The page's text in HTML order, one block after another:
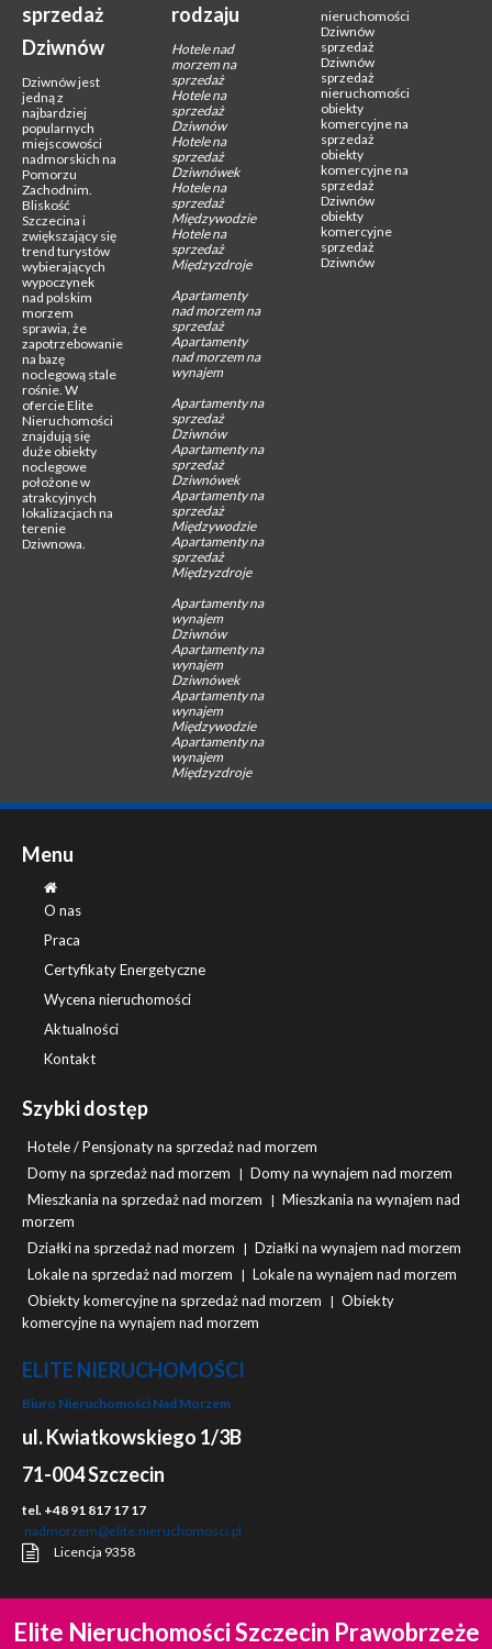
sprzedaż
Dziwnów
Dziwnów jest
jedną z
najbardziej
popularnych
miejscowości
nadmorskich na
Pomorzu
Zachodnim.
Bliskość
Szczecina i
zwiększający się
trend turystów
wybierających
wypoczynek
nad polskim
morzem
sprawia, że
zapotrzebowanie
na bazę
noclegową stale
rośnie. W
ofercie Elite
Nieruchomości
znajdują się
duże obiekty
noclegowe
położone w
atrakcyjnych
lokalizacjach na
terenie
Dziwnowa.
rodzaju
Hotele nad
morzem na
sprzedaż
Hotele na
sprzedaż
Dziwnów
Hotele na
sprzedaż
Dziwnówek
Hotele na
sprzedaż
Międzywodzie
Hotele na
sprzedaż
Międzyzdroje
Apartamenty
nad morzem na
sprzedaż
Apartamenty
nad morzem na
wynajem
Apartamenty na
sprzedaż
Dziwnów
Apartamenty na
sprzedaż
Dziwnówek
Apartamenty na
sprzedaż
Międzywodzie
Apartamenty na
sprzedaż
Międzyzdroje
Apartamenty na
wynajem
Dziwnów
Apartamenty na
wynajem
Dziwnówek
Apartamenty na
wynajem
Międzywodzie
Apartamenty na
wynajem
Międzyzdroje
nieruchomości
Dziwnów
sprzedaż
Dziwnów
sprzedaż
nieruchomości
obiekty
komercyjne na
sprzedaż
obiekty
komercyjne na
sprzedaż
Dziwnów
obiekty
komercyjne
sprzedaż
Dziwnów
Menu
O nas
Praca
Certyfikaty Energetyczne
Wycena nieruchomości
Aktualności
Kontakt
Szybki dostęp
Hotele / Pensjonaty na sprzedaż nad morzem
Domy na sprzedaż nad morzem | Domy na wynajem nad morzem
Mieszkania na sprzedaż nad morzem | Mieszkania na wynajem nad
morzem
Działki na sprzedaż nad morzem | Działki na wynajem nad morzem
Lokale na sprzedaż nad morzem | Lokale na wynajem nad morzem
Obiekty komercyjne na sprzedaż nad morzem | Obiekty
komercyjne na wynajem nad morzem
ELITE NIERUCHOMOŚCI
Biuro Nieruchomości Nad Morzem
ul. Kwiatkowskiego 1/3B
71-004 Szczecin
tel. +48 91 817 17 17
nadmorzem@elite.nieruchomosci.pl
Licencja 9358
Elite Nieruchomości Szczecin Prawobrzeże